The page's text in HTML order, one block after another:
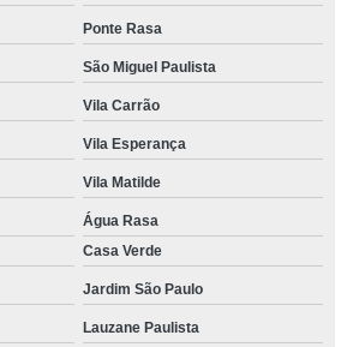
Ponte Rasa
São Miguel Paulista
Vila Carrão
Vila Esperança
Vila Matilde
Água Rasa
Casa Verde
Jardim São Paulo
Lauzane Paulista